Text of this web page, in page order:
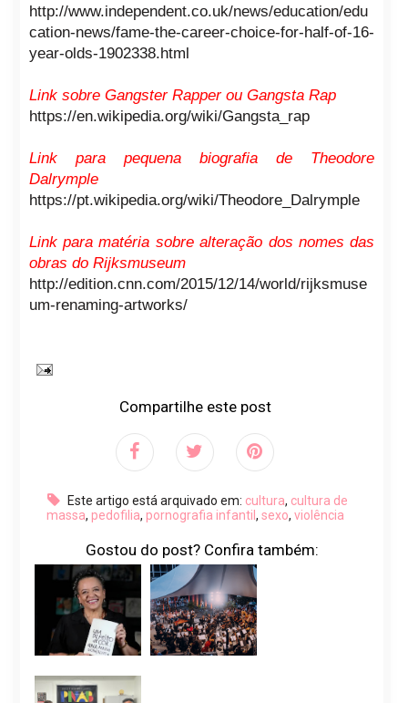
http://www.independent.co.uk/news/education/edu
cation-news/fame-the-career-choice-for-half-of-16-
year-olds-1902338.html
Link sobre Gangster Rapper ou Gangsta Rap
https://en.wikipedia.org/wiki/Gangsta_rap
Link para pequena biografia de Theodore
Dalrymple
https://pt.wikipedia.org/wiki/Theodore_Dalrymple
Link para matéria sobre alteração dos nomes das
obras do Rijksmuseum
http://edition.cnn.com/2015/12/14/world/rijksmuse
um-renaming-artworks/
Compartilhe este post
Este artigo está arquivado em: cultura, cultura de
massa, pedofilia, pornografia infantil , sexo, violência
Gostou do post? Confira também: